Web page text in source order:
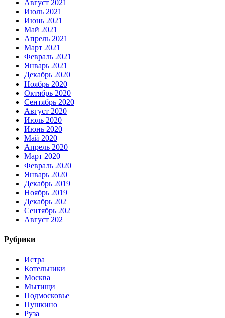
Август 2021
Июль 2021
Июнь 2021
Май 2021
Апрель 2021
Март 2021
Февраль 2021
Январь 2021
Декабрь 2020
Ноябрь 2020
Октябрь 2020
Сентябрь 2020
Август 2020
Июль 2020
Июнь 2020
Май 2020
Апрель 2020
Март 2020
Февраль 2020
Январь 2020
Декабрь 2019
Ноябрь 2019
Декабрь 202
Сентябрь 202
Август 202
Рубрики
Истра
Котельники
Москва
Мытищи
Подмосковье
Пушкино
Руза